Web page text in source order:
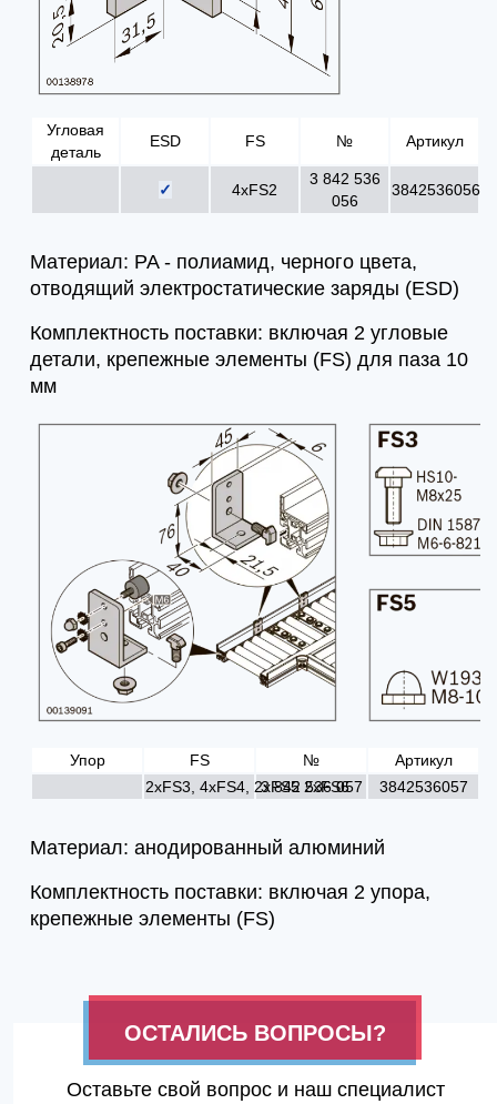
Угловая
деталь
ESD FS № Артикул
✓ 4xFS2
3 842 536
056
3842536056
Материал: PA - полиамид, черного цвета,
отводящий электростатические заряды (ESD)
Комплектность поставки: включая 2 угловые
детали, крепежные элементы (FS) для паза 10
мм
Упор FS №
Артикул
2xFS3, 4xFS4, 2xFS5 2xFS6
3 842 536 057 3842536057
Материал: анодированный алюминий
Комплектность поставки: включая 2 упора,
крепежные элементы (FS)
ОСТАЛИСЬ ВОПРОСЫ?
Оставьте свой вопрос и наш специалист